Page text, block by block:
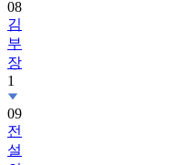
부
장
1
09
전
설
의
사